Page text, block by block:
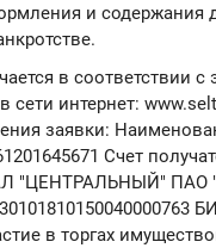
и содержания
в соответствии
интернет:
заявки:
Счет
"ЦЕНТРАЛЬНЫЙ"
в торгах